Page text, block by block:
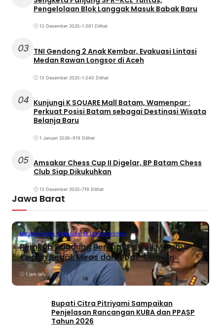
Pengelolaan Blok Langgak Masuk Babak Baru
13 Desember 2025•1.081 Dilihat
03 TNI Gendong 2 Anak Kembar, Evakuasi Lintasi
Medan Rawan Longsor di Aceh
13 Desember 2025•1.040 Dilihat
04 Kunjungi K SQUARE Mall Batam, Wamenpar :
Perkuat Posisi Batam sebagai Destinasi Wisata
Belanja Baru
1 Januari 2026•919 Dilihat
05 Amsakar Chess Cup II Digelar, BP Batam Chess
Club Siap Dikukuhkan
13 Desember 2025•719 Dilihat
Jawa Barat
BandungBerita TerbaruBerita UtamaPeristiwa
Pemkab Bandung Perkuat Patroli Malam,
Cegah Begal, Miras dan Obat-Obatan
1 jam lalu
Bupati Citra Pitriyami Sampaikan
Penjelasan Rancangan KUBA dan PPASP
Tahun 2026